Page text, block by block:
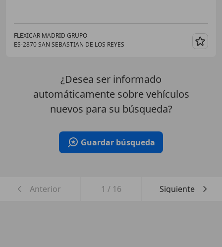
FLEXICAR MADRID GRUPO
ES-2870 SAN SEBASTIAN DE LOS REYES
¿Desea ser informado
automáticamente sobre vehículos
nuevos para su búsqueda?
Guardar búsqueda
Anterior 1 / 16 Siguiente